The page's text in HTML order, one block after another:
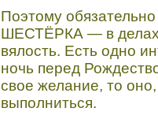
Поэтому
ШЕСТЁРКА — в делах
вялость. Есть одно
ночь перед
свое желание, то
выполниться.